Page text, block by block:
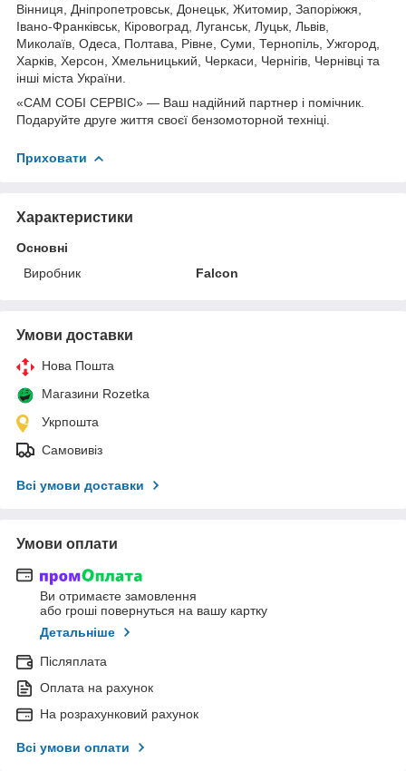
Вінниця, Дніпропетровськ, Донецьк, Житомир, Запоріжжя,
Івано-Франківськ, Кіровоград, Луганськ, Луцьк, Львів,
Миколаїв, Одеса, Полтава, Рівне, Суми, Тернопіль, Ужгород,
Харків, Херсон, Хмельницький, Черкаси, Чернігів, Чернівці та
інші міста України.
«САМ СОБІ СЕРВІС» — Ваш надійний партнер і помічник.
Подаруйте друге життя своєї бензомоторной техніці.
Приховати
Характеристики
Основні
Виробник
Falcon
Умови доставки
Нова Пошта
Магазини Rozetka
Укрпошта
Самовивіз
Всі умови доставки
Умови оплати
Ви отримаєте замовлення
або гроші повернуться на вашу картку
Детальніше
Післяплата
Оплата на рахунок
На розрахунковий рахунок
Всі умови оплати